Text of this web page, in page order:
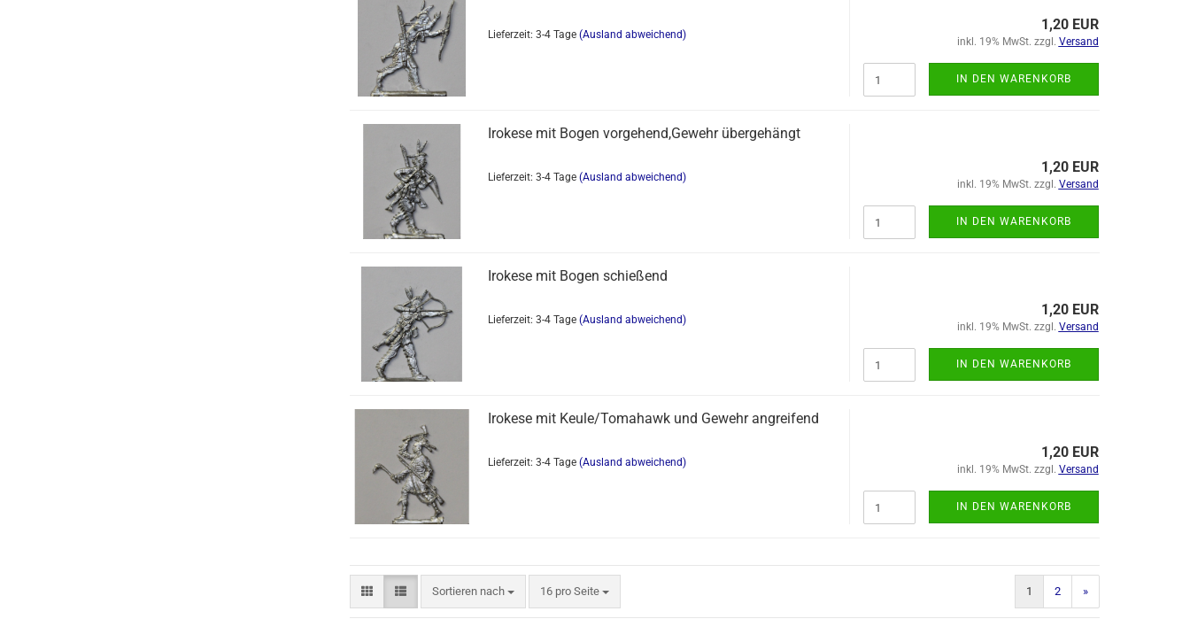
Lieferzeit: 3-4 Tage (Ausland abweichend)
1,20 EUR
inkl. 19% MwSt. zzgl. Versand
IN DEN WARENKORB
Irokese mit Bogen vorgehend,Gewehr übergehängt
Lieferzeit: 3-4 Tage (Ausland abweichend)
1,20 EUR
inkl. 19% MwSt. zzgl. Versand
IN DEN WARENKORB
Irokese mit Bogen schießend
Lieferzeit: 3-4 Tage (Ausland abweichend)
1,20 EUR
inkl. 19% MwSt. zzgl. Versand
IN DEN WARENKORB
Irokese mit Keule/Tomahawk und Gewehr angreifend
Lieferzeit: 3-4 Tage (Ausland abweichend)
1,20 EUR
inkl. 19% MwSt. zzgl. Versand
IN DEN WARENKORB
Sortieren nach 16 pro Seite 1 2 »